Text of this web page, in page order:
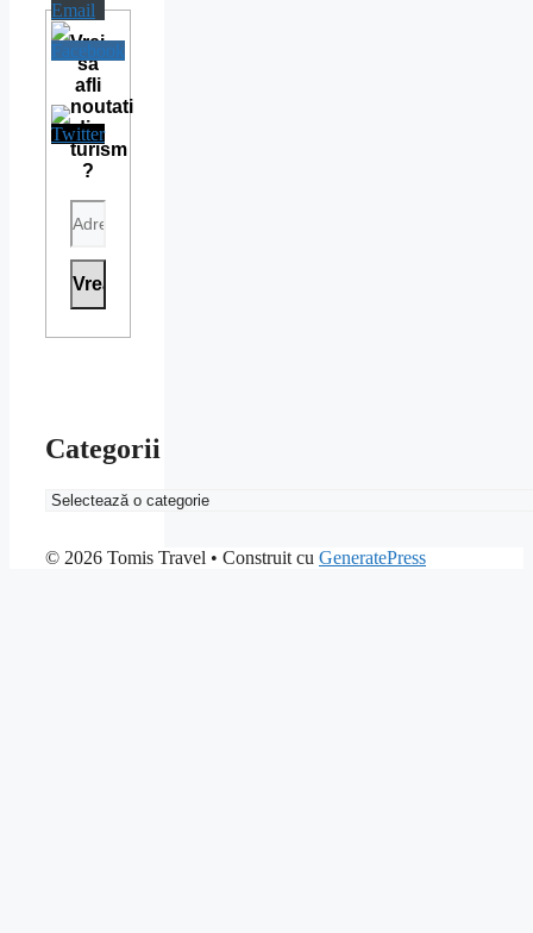
Vrei
sa
afli
noutati
din
turism
?
Categorii
Categorii
© 2026 Tomis Travel • Construit cu GeneratePress